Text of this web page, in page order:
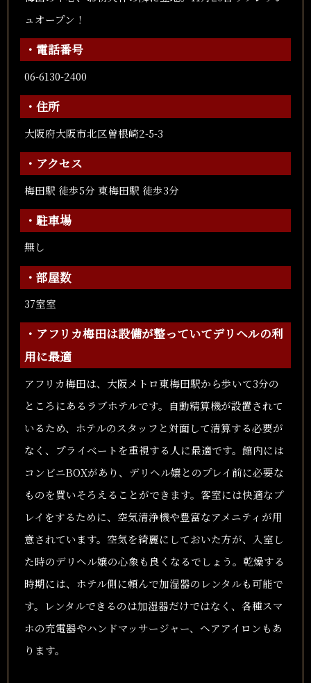
ュオープン！
・電話番号
06-6130-2400
・住所
大阪府大阪市北区曽根崎2-5-3
・アクセス
梅田駅 徒歩5分 東梅田駅 徒歩3分
・駐車場
無し
・部屋数
37室室
・アフリカ梅田は設備が整っていてデリヘルの利
用に最適
アフリカ梅田は、大阪メトロ東梅田駅から歩いて3分の
ところにあるラブホテルです。自動精算機が設置されて
いるため、ホテルのスタッフと対面して清算する必要が
なく、プライベートを重視する人に最適です。館内には
コンビニBOXがあり、デリヘル嬢とのプレイ前に必要な
ものを買いそろえることができます。客室には快適なプ
レイをするために、空気清浄機や豊富なアメニティが用
意されています。空気を綺麗にしておいた方が、入室し
た時のデリヘル嬢の心象も良くなるでしょう。乾燥する
時期には、ホテル側に頼んで加湿器のレンタルも可能で
す。レンタルできるのは加湿器だけではなく、各種スマ
ホの充電器やハンドマッサージャー、ヘアアイロンもあ
ります。